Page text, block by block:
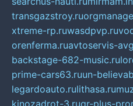
transgazstroy.ru
xtreme-rp.ruwasdpvp.ru
orenferma.ruavtoservis-
backstage-682-music.ru
prime-cars63.ruun-
legardoauto.rulithasa.ru
kinozadrot-3.ruqr-plus-